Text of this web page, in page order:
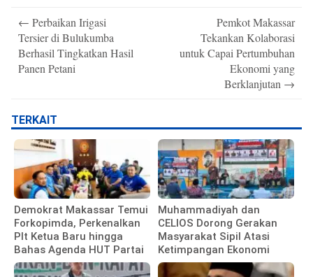
navigation
← Perbaikan Irigasi
Tersier di Bulukumba
Berhasil Tingkatkan Hasil
Panen Petani
Pemkot Makassar
Tekankan Kolaborasi
untuk Capai Pertumbuhan
Ekonomi yang
Berklanjutan →
TERKAIT
Demokrat Makassar Temui
Forkopimda, Perkenalkan
Plt Ketua Baru hingga
Bahas Agenda HUT Partai
Muhammadiyah dan
CELIOS Dorong Gerakan
Masyarakat Sipil Atasi
Ketimpangan Ekonomi